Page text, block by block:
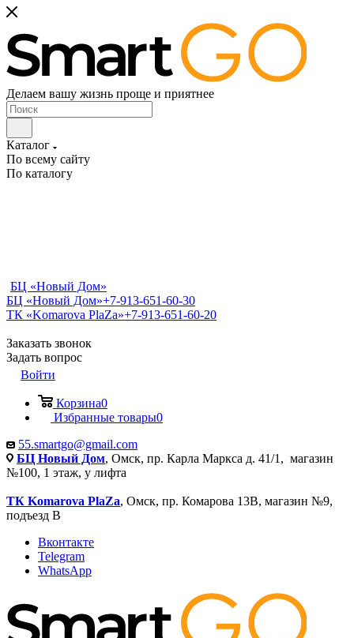
Делаем вашу жизнь проще и приятнее
Каталог
По всему сайту
По каталогу
БЦ «Новый Дом»
БЦ «Новый Дом»+7-913-651-60-30
ТК «Komarova PlaZa»+7-913-651-60-20
Заказать звонок
Задать вопрос
Войти
Корзина0
Избранные товары0
55.smartgo@gmail.com
БЦ Новый Дом, Омск, пр. Карла Маркса д. 41/1, магазин
№100, 1 этаж, у лифта
ТК Komarova PlaZa, Омск, пр. Комарова 13В, магазин №9,
подъезд В
Вконтакте
Telegram
WhatsApp